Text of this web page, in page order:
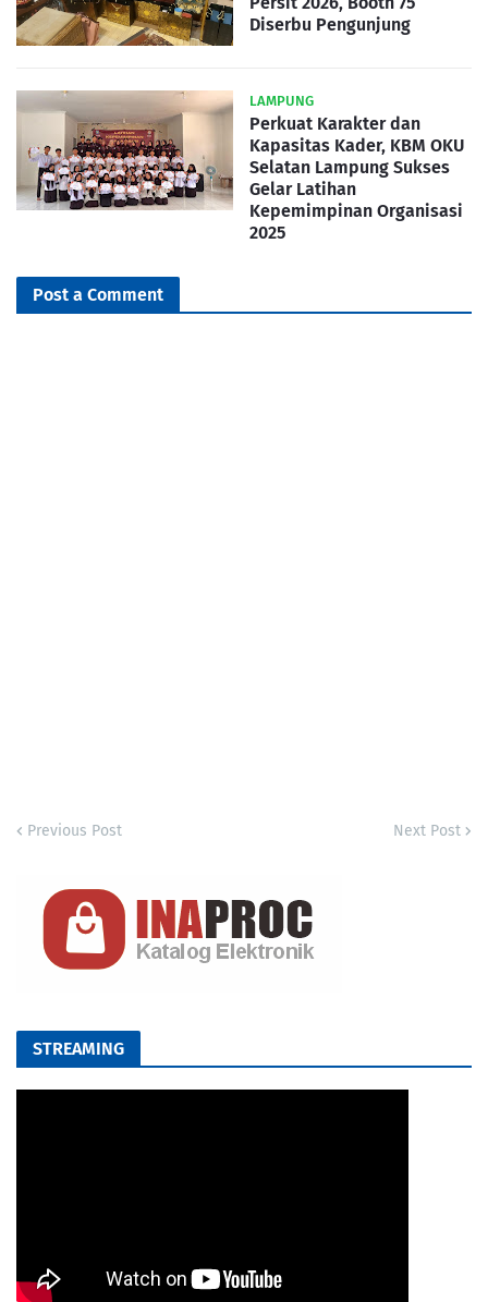
Diserbu Pengunjung
LAMPUNG
Perkuat Karakter dan
Kapasitas Kader, KBM OKU
Selatan Lampung Sukses
Gelar Latihan
Kepemimpinan Organisasi
2025
Post a Comment
Previous Post Next Post
STREAMING